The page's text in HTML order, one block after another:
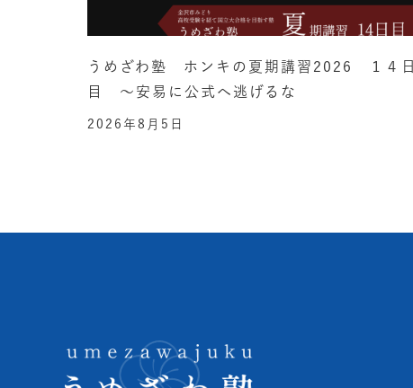
うめざわ塾 ホンキの夏期講習2026 １４日
目 ～安易に公式へ逃げるな
2026年8月5日